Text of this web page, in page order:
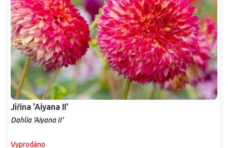
Jiřina 'Aiyana II'
Dahlia 'Aiyana II'
Vyprodáno